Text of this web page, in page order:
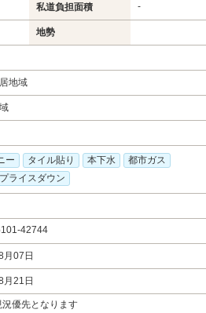
私道負担面積 -
地勢
地域
ー タイル貼り 本下水
都市ガス
プライスダウン
42744
月07日
月21日
優先となります